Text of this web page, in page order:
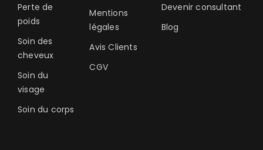
Devenir consultant
Blog
Mentions
légales
Avis Clients
CGV
Perte de
poids
Soin des
cheveux
Soin du
visage
Soin du corps